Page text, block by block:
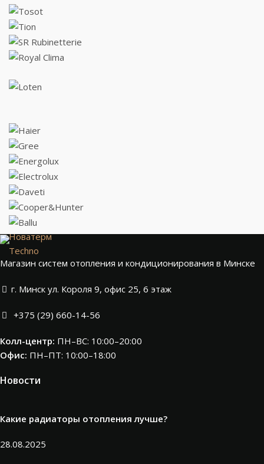
Новатерм
Techno
Магазин систем отопления и кондиционирования в Минске
г. Минск ул. Короля 9, офис 25, 6 этаж
+375 (29) 660-14-56
Колл-центр: ПН–ВС: 10:00–20:00​
Офис: ПН–ПТ: 10:00–18:00
Новости
Какие радиаторы отопления лучше?
28.08.2025